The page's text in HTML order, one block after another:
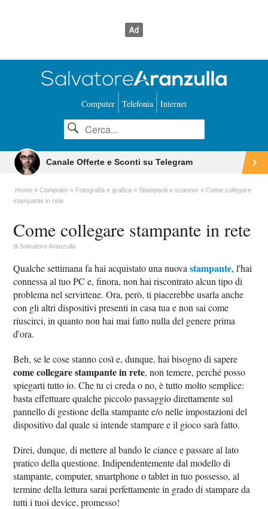
Computer Telefonia Internet
Canale Offerte e Sconti su Telegram
Home Computer Fotografia e grafica Stampanti e scanner
Come collegare
stampante in rete
Come collegare stampante in rete
diSalvatore Aranzulla
Qualche settimana fa hai acquistato una nuovastampante, l'hai
connessa al tuo PC e, finora, non hai riscontrato alcun tipo di
problema nel servirtene. Ora, però, ti piacerebbe usarla anche
con gli altri dispositivi presenti in casa tua e non sai come
riuscirci, in quanto non hai mai fatto nulla del genere prima
d'ora.
Beh, se le cose stanno così e, dunque, hai bisogno di sapere
come collegare stampante in rete, non temere, perché posso
spiegarti tutto io. Che tu ci creda o no, è tutto molto semplice:
basta effettuare qualche piccolo passaggio direttamente sul
pannello di gestione della stampante e/o nelle impostazioni del
dispositivo dal quale si intende stampare e il gioco sarà fatto.
Direi, dunque, di mettere al bando le ciance e passare al lato
pratico della questione. Indipendentemente dal modello di
stampante, computer, smartphone o tablet in tuo possesso, al
termine della lettura sarai perfettamente in grado di stampare da
tutti i tuoi device, promesso!